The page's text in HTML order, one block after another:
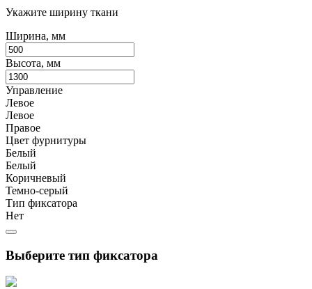
Укажите ширину ткани
Ширина, мм
Высота, мм
Управление
Левое
Левое
Правое
Цвет фурнитуры
Белый
Белый
Коричневый
Темно-серый
Тип фиксатора
Нет
Выберите тип фиксатора